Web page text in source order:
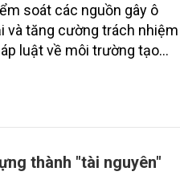
soát các nguồn gây ô
và tăng cường trách nhiệm
luật về môi trường tạo
thành "tài nguyên"